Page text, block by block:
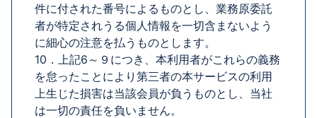
件に付された番号によるものとし、業務原委託
者が特定されうる個人情報を一切含まないよう
に細心の注意を払うものとします。
10．上記6～９につき、本利用者がこれらの義務
を怠ったことにより第三者の本サービスの利用
上生じた損害は当該会員が負うものとし、当社
は一切の責任を負いません。